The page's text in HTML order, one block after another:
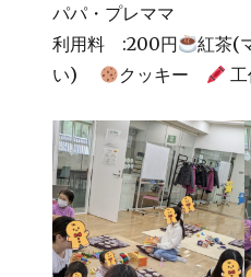
パパ・プレママ
利用料 :200円
紅茶(
い)
クッキー